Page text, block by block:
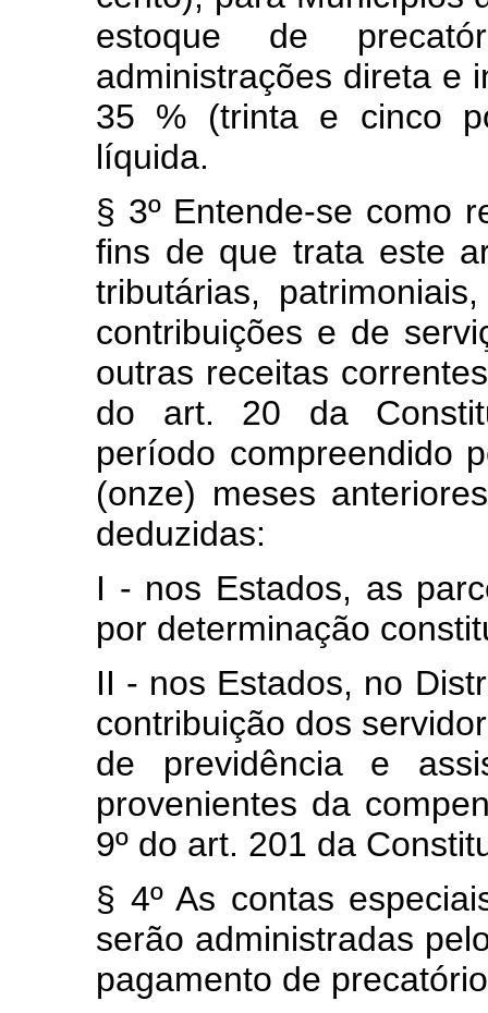
estoque de
administrações direta e
35 % (trinta e cinco
líquida.
§ 3º Entende-se como
fins de que trata este
tributárias,
contribuições e de
outras receitas
do art. 20 da
período compreendido
(onze) meses
deduzidas:
I - nos Estados, as
por determinação
II - nos Estados, no
contribuição dos
de previdência e
provenientes da
9º do art. 201 da
§ 4º As contas
serão administradas
pagamento de